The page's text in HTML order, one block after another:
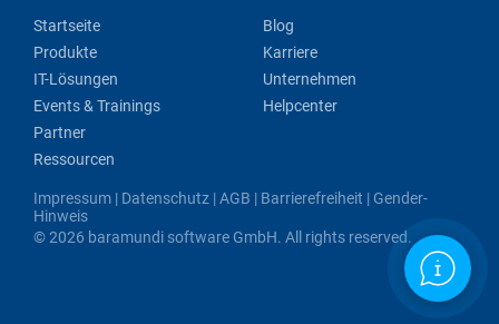
Startseite
Produkte
IT-Lösungen
Events & Trainings
Partner
Ressourcen
Blog
Karriere
Unternehmen
Helpcenter
Impressum | Datenschutz |AGB | Barrierefreiheit | Gender-
Hinweis
© 2026 baramundi software GmbH. All rights reserved.